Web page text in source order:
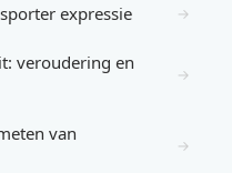
expressie →
veroudering en
→
van
→